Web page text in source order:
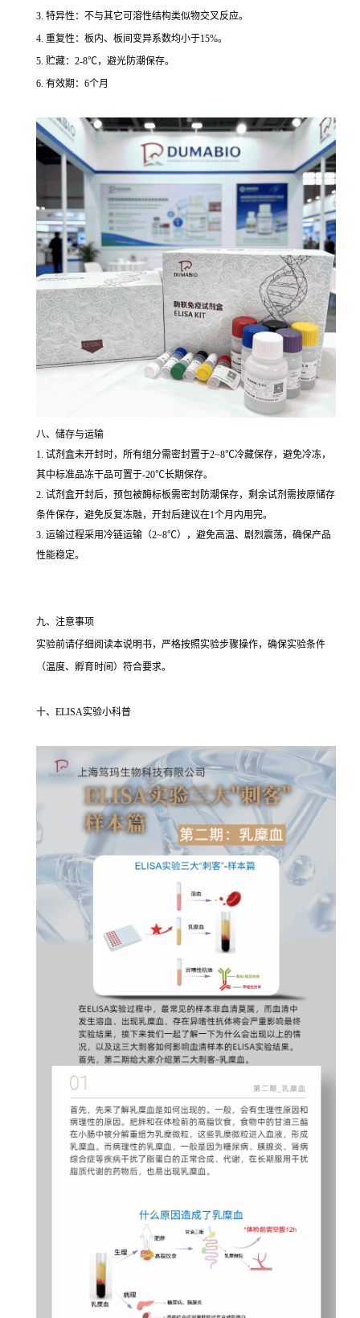
3. 特异性：不与其它可溶性结构类似物交叉反应。
4. 重复性：板内、板间变异系数均小于15%。
5. 贮藏：2-8℃，避光防潮保存。
6. 有效期：6个月
八、储存与运输
1. 试剂盒未开封时，所有组分需密封置于2~8℃冷藏保存，避免冷冻，
其中标准品冻干品可置于-20℃长期保存。
2. 试剂盒开封后，预包被酶标板需密封防潮保存，剩余试剂需按原储存
条件保存，避免反复冻融，开封后建议在1个月内用完。
3. 运输过程采用冷链运输（2~8℃），避免高温、剧烈震荡，确保产品
性能稳定。
九、注意事项
实验前请仔细阅读本说明书，严格按照实验步骤操作，确保实验条件
（温度、孵育时间）符合要求。
十、ELISA实验小科普